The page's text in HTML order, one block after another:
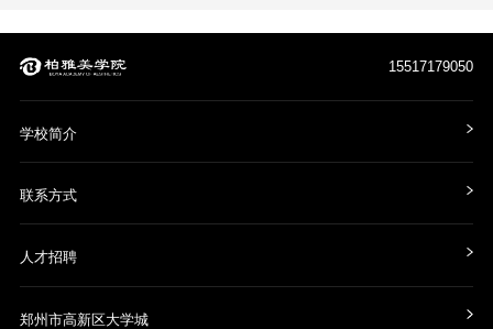
15517179050
学校简介
联系方式
人才招聘
郑州市高新区大学城